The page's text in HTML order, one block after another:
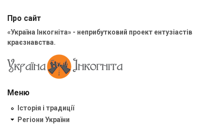
Про сайт
«Україна Інкогніта» - неприбутковий проект ентузіастів
краєзнавства.
Меню
Історія і традиції
Регіони України